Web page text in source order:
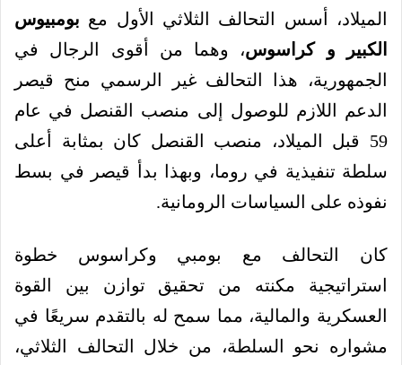
الميلاد، أسس التحالف الثلاثي الأول مع بومبيوس
الكبير وكراسوس، وهما من أقوى الرجال في
الجمهورية، هذا التحالف غير الرسمي منح قيصر
الدعم اللازم للوصول إلى منصب القنصل في عام
59 قبل الميلاد، منصب القنصل كان بمثابة أعلى
سلطة تنفيذية في روما، وبهذا بدأ قيصر في بسط
نفوذه على السياسات الرومانية.
كان التحالف مع بومبي وكراسوس خطوة
استراتيجية مكنته من تحقيق توازن بين القوة
العسكرية والمالية، مما سمح له بالتقدم سريعًا في
مشواره نحو السلطة، من خلال التحالف الثلاثي،